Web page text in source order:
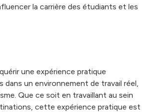
la carrière des étudiants et les
une expérience pratique
un environnement de travail réel,
Que ce soit en travaillant au sein
cette expérience pratique est